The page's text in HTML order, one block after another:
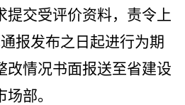
提交受评价资料， 责令上
报发布之日起进行为期
改情况书面报送至省建设
场部。